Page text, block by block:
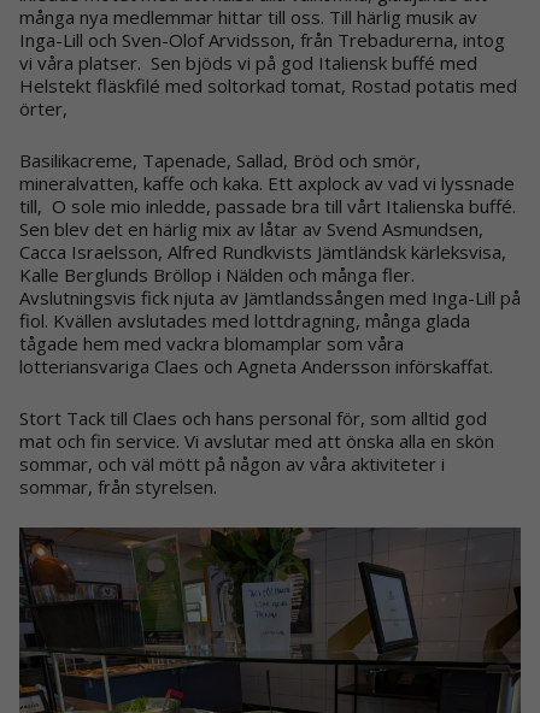
många nya medlemmar hittar till oss. Till härlig musik av
Inga-Lill och Sven-Olof Arvidsson, från Trebadurerna, intog
vi våra platser. Sen bjöds vi på god Italiensk buffé med
Helstekt fläskfilé med soltorkad tomat, Rostad potatis med
örter,
Basilikacreme, Tapenade, Sallad, Bröd och smör,
mineralvatten, kaffe och kaka. Ett axplock av vad vi lyssnade
till, O sole mio inledde, passade bra till vårt Italienska buffé.
Sen blev det en härlig mix av låtar av Svend Asmundsen,
Cacca Israelsson, Alfred Rundkvists Jämtländsk kärleksvisa,
Kalle Berglunds Bröllop i Nälden och många fler.
Avslutningsvis fick njuta av Jämtlandssången med Inga-Lill på
fiol. Kvällen avslutades med lottdragning, många glada
tågade hem med vackra blomamplar som våra
lotteriansvariga Claes och Agneta Andersson införskaffat.
Stort Tack till Claes och hans personal för, som alltid god
mat och fin service. Vi avslutar med att önska alla en skön
sommar, och väl mött på någon av våra aktiviteter i
sommar, från styrelsen.